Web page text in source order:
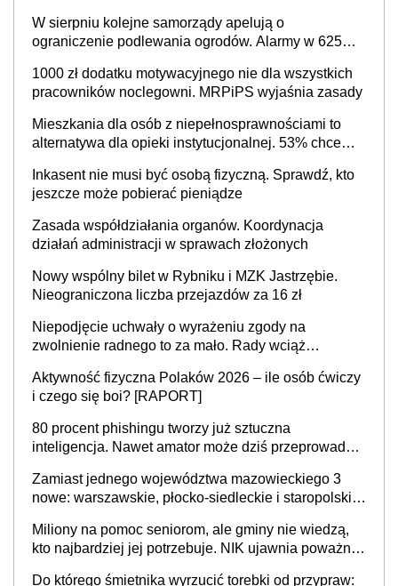
W sierpniu kolejne samorządy apelują o
ograniczenie podlewania ogrodów. Alarmy w 625
cały kraj
1000 zł dodatku motywacyjnego nie dla wszystkich
pracowników noclegowni. MRPiPS wyjaśnia zasady
Mieszkania dla osób z niepełnosprawnościami to
alternatywa dla opieki instytucjonalnej. 53% chce
Inkasent nie musi być osobą fizyczną. Sprawdź, kto
jeszcze może pobierać pieniądze
Zasada współdziałania organów. Koordynacja
działań administracji w sprawach złożonych
Nowy wspólny bilet w Rybniku i MZK Jastrzębie.
Nieograniczona liczba przejazdów za 16 zł
Niepodjęcie uchwały o wyrażeniu zgody na
zwolnienie radnego to za mało. Rady wciąż
sprawy
Aktywność fizyczna Polaków 2026 – ile osób ćwiczy
i czego się boi? [RAPORT]
80 procent phishingu tworzy już sztuczna
inteligencja. Nawet amator może dziś przeprowadzić
Zamiast jednego województwa mazowieckiego 3
nowe: warszawskie, płocko-siedleckie i staropolskie.
stołecznych
Miliony na pomoc seniorom, ale gminy nie wiedzą,
kto najbardziej jej potrzebuje. NIK ujawnia poważną
Do którego śmietnika wyrzucić torebki od przypraw: